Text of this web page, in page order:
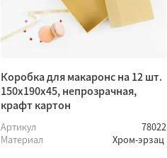
Коробка для макаронс на 12 шт.
150х190х45, непрозрачная,
крафт картон
Артикул
78022
Материал
Хром-эрзац